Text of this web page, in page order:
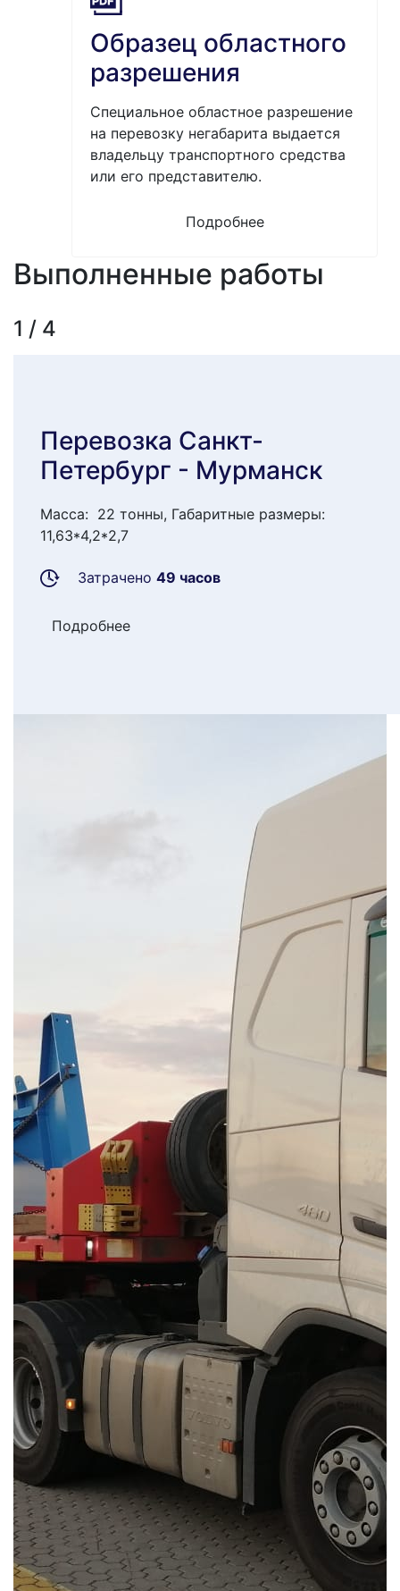
Образец областного
разрешения
Специальное областное разрешение
на перевозку негабарита выдается
владельцу транспортного средства
или его представителю.
Подробнее
Выполненные работы
1 / 4
Перевозка Санкт-
Петербург - Мурманск
Масса: 22 тонны, Габаритные размеры:
11,63*4,2*2,7
Затрачено 49 часов
Подробнее